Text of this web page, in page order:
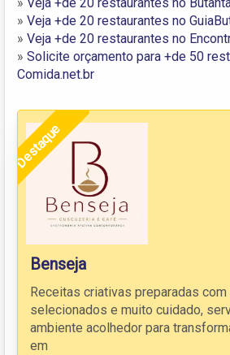
» Veja +de 20 restaurantes no
» Veja +de 20 restaurantes no
» Solicite orçamento para +de 50
Comida.net.br
Destaque
Benseja
Receitas criativas preparadas
selecionados e muito cuidado,
ambiente acolhedor para
em